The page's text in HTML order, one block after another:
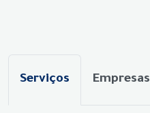
Serviços Empresas